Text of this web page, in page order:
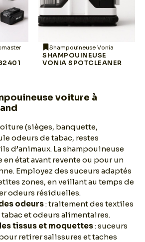
Shampouineuse Vonia
SHAMPOUINEUSE
VONIA SPOTCLEANER
voiture à
(sièges, banquette,
odeurs de tabac, restes
d’animaux. La shampouineuse
en état avant revente ou pour un
Employez des suceurs adaptés
zones, en veillant au temps de
odeurs résiduelles.
odeurs: traitement des textiles
et odeurs alimentaires.
tissus et moquettes: suceurs
retirer salissures et taches